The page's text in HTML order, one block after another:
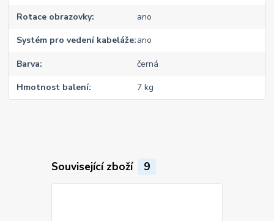
Rotace obrazovky ano
Systém pro vedení kabeláže ano
Barva černá
Hmotnost balení 7 kg
Související zboží 9